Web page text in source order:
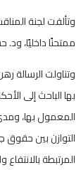
وتألفت لجنة
ممتحنًا داخليًا،
وتناولت الرسالة
بها الباحث إلى
المعمول بها،
التوازن بين حقوق
المرتبطة